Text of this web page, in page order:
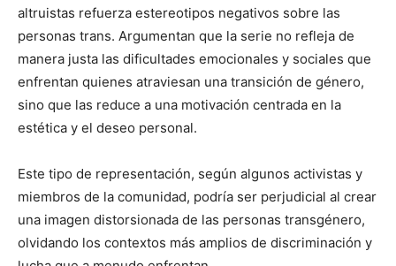
altruistas refuerza estereotipos negativos sobre las
personas trans. Argumentan que la serie no refleja de
manera justa las dificultades emocionales y sociales que
enfrentan quienes atraviesan una transición de género,
sino que las reduce a una motivación centrada en la
estética y el deseo personal.
Este tipo de representación, según algunos activistas y
miembros de la comunidad, podría ser perjudicial al crear
una imagen distorsionada de las personas transgénero,
olvidando los contextos más amplios de discriminación y